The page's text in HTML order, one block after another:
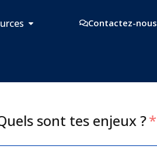
Contactez-nous
sont tes enjeux ?*